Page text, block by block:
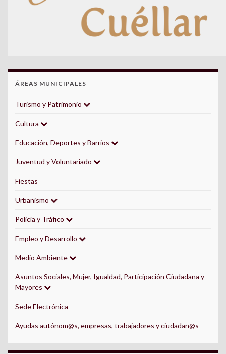
ÁREAS MUNICIPALES
Turismo y Patrimonio
Cultura
Educación, Deportes y Barrios
Juventud y Voluntariado
Fiestas
Urbanismo
Policía y Tráfico
Empleo y Desarrollo
Medio Ambiente
Asuntos Sociales, Mujer, Igualdad, Participación Ciudadana y
Mayores
Sede Electrónica
Ayudas autónom@s, empresas, trabajadores y ciudadan@s